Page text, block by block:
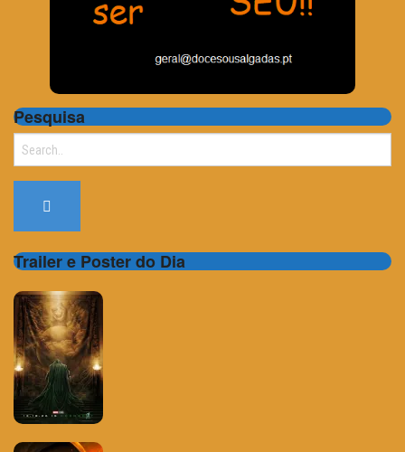
Pesquisa
Trailer e Poster do Dia